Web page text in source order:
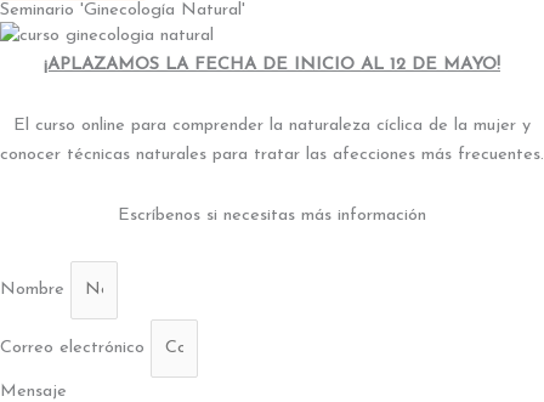
Seminario 'Ginecología Natural'
¡APLAZAMOS LA FECHA DE INICIO AL 12 DE MAYO!
El curso online para comprender la naturaleza cíclica de la mujer y
conocer técnicas naturales para tratar las afecciones más frecuentes.
Escríbenos si necesitas más información
Nombre
Correo electrónico
Mensaje